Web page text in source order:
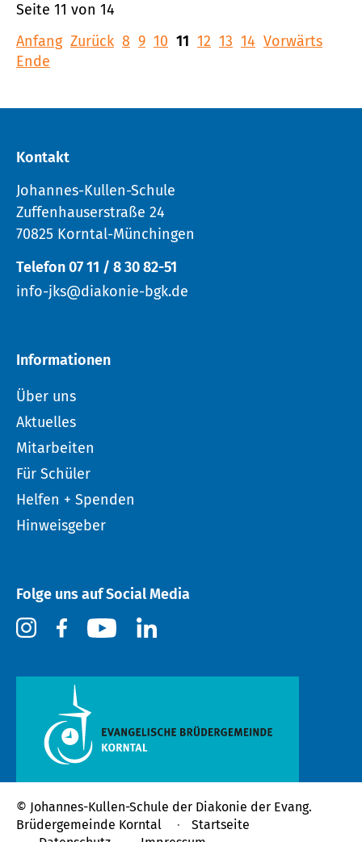
Seite 11 von 14
Anfang Zurück 8 9 10 11 12 13 14 Vorwärts
Ende
Kontakt
Johannes-Kullen-Schule
Zuffenhauserstraße 24
70825 Korntal-Münchingen
Telefon 07 11 / 8 30 82-51
info-jks@diakonie-bgk.de
Informationen
Über uns
Aktuelles
Mitarbeiten
Für Schüler
Helfen + Spenden
Hinweisgeber
Folge uns auf Social Media
© Johannes-Kullen-Schule der Diakonie der Evang.
Brüdergemeinde Korntal
Startseite